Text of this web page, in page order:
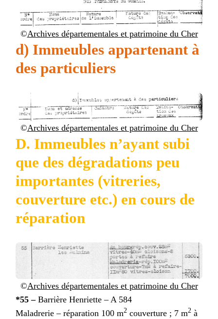
©Archives départementales et patrimoine du Cher
d) Immeubles appartenant à
des particuliers
©Archives départementales et patrimoine du Cher
D. Immeubles n’ayant subi
que des dégradations peu
importantes (vitreries,
couverture etc.) en cours de
réparation
©Archives départementales et patrimoine du Cher
*55 – Barrière Henriette – A 584
Maladrerie – réparation 100 m2 couverture ; 7 m2 à